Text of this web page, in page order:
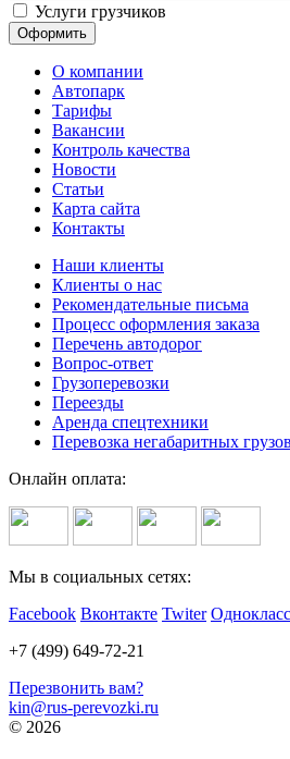
Услуги грузчиков
О компании
Автопарк
Тарифы
Вакансии
Контроль качества
Новости
Статьи
Карта сайта
Контакты
Наши клиенты
Клиенты о нас
Рекомендательные письма
Процесс оформления заказа
Перечень автодорог
Вопрос-ответ
Грузоперевозки
Переезды
Аренда спецтехники
Перевозка негабаритных грузов
Онлайн оплата:
Мы в социальных сетях:
Facebook Вконтакте Twiter
+7 (499) 649-72-21
Перезвонить вам?
kin@rus-perevozki.ru
© 2026